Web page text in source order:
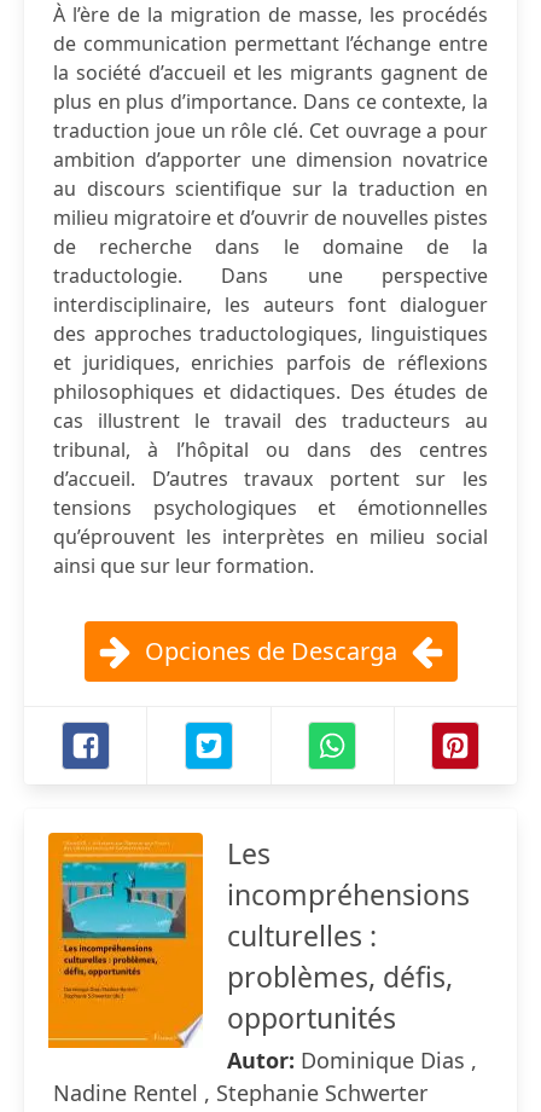
À l’ère de la migration de masse, les procédés
de communication permettant l’échange entre
la société d’accueil et les migrants gagnent de
plus en plus d’importance. Dans ce contexte, la
traduction joue un rôle clé. Cet ouvrage a pour
ambition d’apporter une dimension novatrice
au discours scientifique sur la traduction en
milieu migratoire et d’ouvrir de nouvelles pistes
de recherche dans le domaine de la
traductologie. Dans une perspective
interdisciplinaire, les auteurs font dialoguer
des approches traductologiques, linguistiques
et juridiques, enrichies parfois de réflexions
philosophiques et didactiques. Des études de
cas illustrent le travail des traducteurs au
tribunal, à l’hôpital ou dans des centres
d’accueil. D’autres travaux portent sur les
tensions psychologiques et émotionnelles
qu’éprouvent les interprètes en milieu social
ainsi que sur leur formation.
Opciones de Descarga
Les
incompréhensions
culturelles :
problèmes, défis,
opportunités
Autor: Dominique Dias ,
Nadine Rentel , Stephanie Schwerter